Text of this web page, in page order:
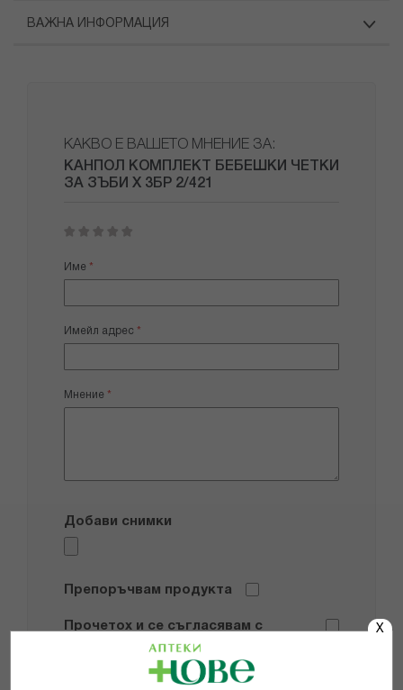
X
ВАЖНА ИНФОРМАЦИЯ
КАКВО Е ВАШЕТО МНЕНИЕ ЗА:
КАНПОЛ КОМПЛЕКТ БЕБЕШКИ ЧЕТКИ
ЗА ЗЪБИ Х 3БР 2/421
star
stars
stars
stars
stars
Име
Имейл адрес
Мнение
Добави снимки
Препоръчвам продукта
Прочетох и се съгласявам с
Общите условия и политиката за
поверителност *